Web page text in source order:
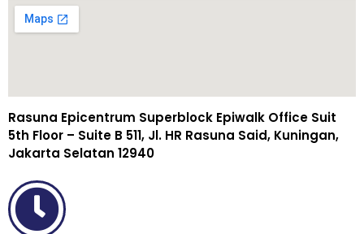
Rasuna Epicentrum Superblock Epiwalk Office Suit
5th Floor – Suite B 511, Jl. HR Rasuna Said, Kuningan,
Jakarta Selatan 12940